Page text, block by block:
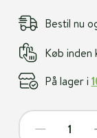
Bestil nu
Køb inden
På lager i